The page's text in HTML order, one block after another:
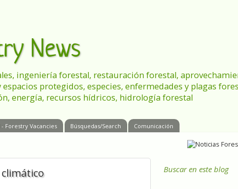
News
ingeniería forestal, restauración forestal,
protegidos, especies, enfermedades y plagas
energía, recursos hídricos, hidrología forestal
Forestry Vacancies Búsquedas/Search Comunicación
Buscar en este blog